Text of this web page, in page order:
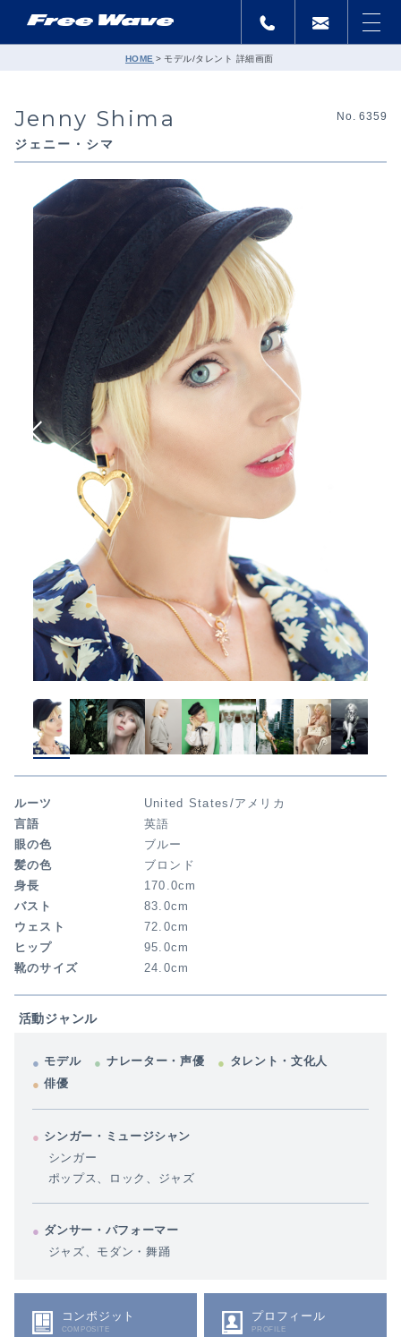
HOME モデル/タレント 詳細画面
Jenny Shima
ジェニー・シマ
No. 6359
ルーツ
United States/アメリカ
言語
英語
眼の色
ブルー
髪の色
ブロンド
身長
170.0cm
バスト
83.0cm
ウェスト
72.0cm
ヒップ
95.0cm
靴のサイズ
24.0cm
活動ジャンル
モデル
俳優
タレント・文化人
ナレーター・声優
シンガー・ミュージシャン
シンガー
ポップス、ロック、ジャズ
ダンサー・パフォーマー
ジャズ、モダン・舞踊
コンポジット
COMPOSITE
プロフィール
PROFILE